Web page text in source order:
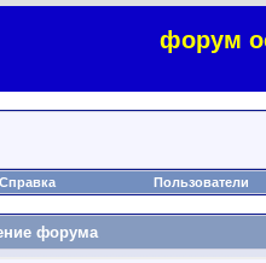
форум
Справка Пользователи
форума